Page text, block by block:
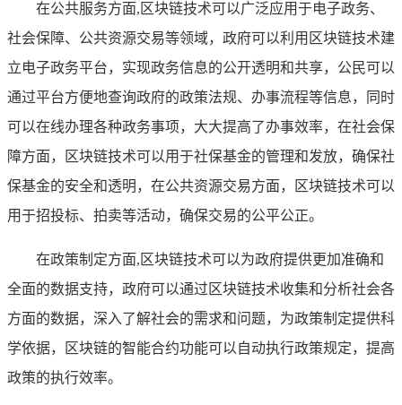
在公共服务方面,区块链技术可以广泛应用于电子政务、
社会保障、公共资源交易等领域，政府可以利用区块链技术建
立电子政务平台，实现政务信息的公开透明和共享，公民可以
通过平台方便地查询政府的政策法规、办事流程等信息，同时
可以在线办理各种政务事项，大大提高了办事效率，在社会保
障方面，区块链技术可以用于社保基金的管理和发放，确保社
保基金的安全和透明，在公共资源交易方面，区块链技术可以
用于招投标、拍卖等活动，确保交易的公平公正。
在政策制定方面,区块链技术可以为政府提供更加准确和
全面的数据支持，政府可以通过区块链技术收集和分析社会各
方面的数据，深入了解社会的需求和问题，为政策制定提供科
学依据，区块链的智能合约功能可以自动执行政策规定，提高
政策的执行效率。